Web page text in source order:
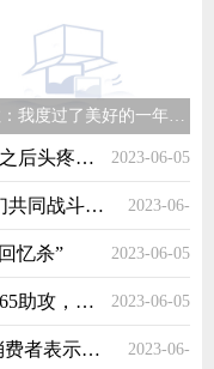
迪巴拉：我度过了美好的一年，我们共同战斗直到流下最后一滴汗水
醉酒之后头疼怎么办快速缓解_醉酒之后头疼怎么办 2023-06-05
迪巴拉：我度过了美好的一年，我们共同战斗直到流下最后一滴汗水 2023-06-
05
忆杀” 2023-06-05
本泽马皇马生涯数据：648场354球165助攻，收获25座冠军 2023-06-05
中国奢饰品行业数据分析： 41.0%消费者表示比较清楚奢侈品的概念 2023-06-